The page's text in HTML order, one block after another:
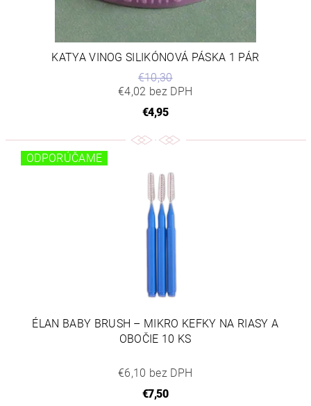
KATYA VINOG SILIKÓNOVÁ PÁSKA 1 PÁR
€10,30
€4,02 bez DPH
€4,95
ODPORÚČAME
ÉLAN BABY BRUSH – MIKRO KEFKY NA RIASY A
OBOČIE 10 KS
€6,10 bez DPH
€7,50